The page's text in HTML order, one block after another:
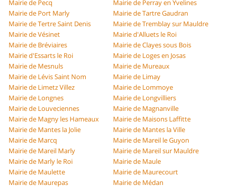
Mairie de Pecq
Mairie de Perray en Yvelines
Mairie de Port Marly
Mairie de Tartre Gaudran
Mairie de Tertre Saint Denis
Mairie de Tremblay sur Mauldre
Mairie de Vésinet
Mairie d'Alluets le Roi
Mairie de Bréviaires
Mairie de Clayes sous Bois
Mairie d'Essarts le Roi
Mairie de Loges en Josas
Mairie de Mesnuls
Mairie de Mureaux
Mairie de Lévis Saint Nom
Mairie de Limay
Mairie de Limetz Villez
Mairie de Lommoye
Mairie de Longnes
Mairie de Longvilliers
Mairie de Louveciennes
Mairie de Magnanville
Mairie de Magny les Hameaux
Mairie de Maisons Laffitte
Mairie de Mantes la Jolie
Mairie de Mantes la Ville
Mairie de Marcq
Mairie de Mareil le Guyon
Mairie de Mareil Marly
Mairie de Mareil sur Mauldre
Mairie de Marly le Roi
Mairie de Maule
Mairie de Maulette
Mairie de Maurecourt
Mairie de Maurepas
Mairie de Médan